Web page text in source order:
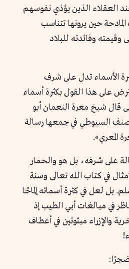
العقلاء الذين يؤذي نفوسهم
حين يرونها تتناسب
وفائدته للبلاد
الأسماء تدل على شرف
على هذا القول بكثرة أسماء
قال شيخ معرة النعمان أبو
السيوطي في جمعها رسالة
المعري».
على شرفه، بل هو والحمار
في كتاب الله تعالى وسنة
بل لعل في كثرة أسمائه إلماحًا
في مبالغات أبي الطيب إذ
والإزراء مبثوثين في أعطاف
ضجرًا: